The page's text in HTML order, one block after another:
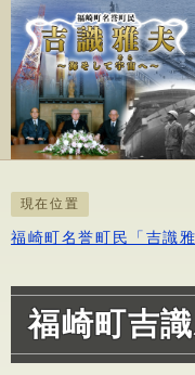
現在位置
福崎町名誉町民「吉識
福崎町吉